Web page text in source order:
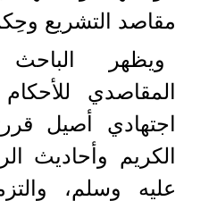
مقاصد التشريع
ويظهر
المقاصدي
اجتهادي أصيل
الكريم وأحاديث
عليه وسلم،